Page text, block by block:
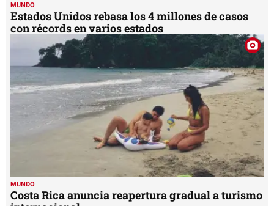
MUNDO
Estados Unidos rebasa los 4 millones de casos
con récords en varios estados
MUNDO
Costa Rica anuncia reapertura gradual a turismo